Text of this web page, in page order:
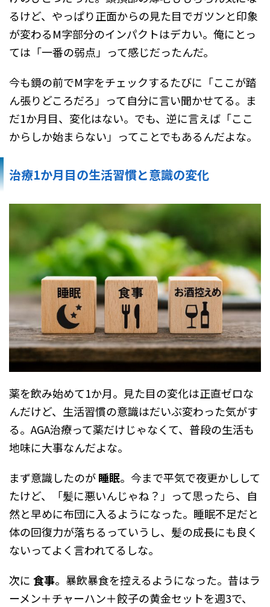
るけど、やっぱり正面からの見た目でガツンと印象
が変わるM字部分のインパクトはデカい。俺にとっ
ては「一番の弱点」って感じだったんだ。
今も鏡の前でM字をチェックするたびに「ここが踏
ん張りどころだろ」って自分に言い聞かせてる。ま
だ1か月目、変化はない。でも、逆に言えば「ここ
からしか始まらない」ってことでもあるんだよな。
治療1か月目の生活習慣と意識の変化
薬を飲み始めて1か月。見た目の変化は正直ゼロな
んだけど、生活習慣の意識はだいぶ変わった気がす
る。AGA治療って薬だけじゃなくて、普段の生活も
地味に大事なんだよな。
まず意識したのが睡眠。今まで平気で夜更かしして
たけど、「髪に悪いんじゃね？」って思ったら、自
然と早めに布団に入るようになった。睡眠不足だと
体の回復力が落ちるっていうし、髪の成長にも良く
ないってよく言われてるしな。
次に 食事。暴飲暴食を控えるようになった。昔はラ
ーメン＋チャーハン＋餃子の黄金セットを週3で、